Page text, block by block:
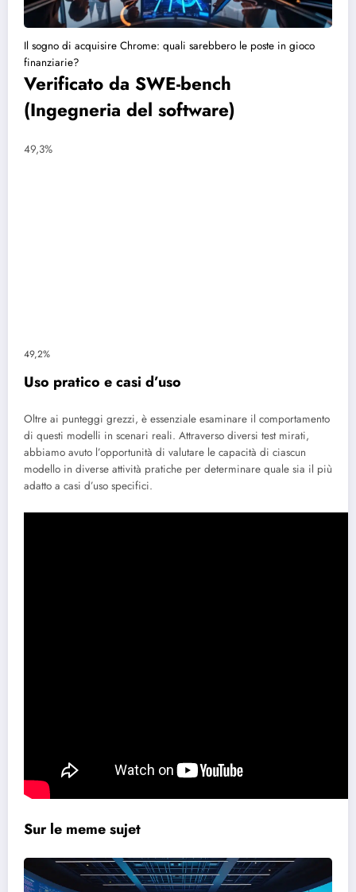
Il sogno di acquisire Chrome: quali sarebbero le poste in gioco
finanziarie?
Verificato da SWE-bench
(Ingegneria del software)
49,3%
49,2%
Uso pratico e casi d’uso
Oltre ai punteggi grezzi, è essenziale esaminare il comportamento
di questi modelli in scenari reali. Attraverso diversi test mirati,
abbiamo avuto l’opportunità di valutare le capacità di ciascun
modello in diverse attività pratiche per determinare quale sia il più
adatto a casi d’uso specifici.
Sur le meme sujet